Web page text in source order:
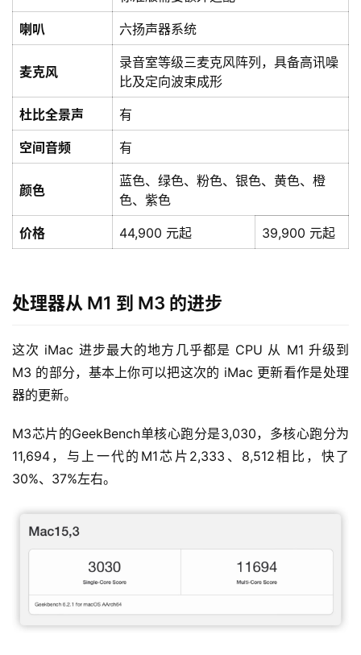
喇叭 六扬声器系统
麦克风
录音室等级三麦克风阵列，具备高讯噪
比及定向波束成形
杜比全景声 有
空间音频 有
颜色
蓝色、绿色、粉色、银色、黄色、橙
色、紫色
价格 44,900 元起 39,900 元起
处理器从 M1 到 M3 的进步
这次 iMac 进步最大的地方几乎都是 CPU 从 M1 升级到
M3 的部分，基本上你可以把这次的 iMac 更新看作是处理
器的更新。
M3芯片的GeekBench单核心跑分是3,030，多核心跑分为
11,694，与上一代的M1芯片2,333、8,512相比，快了
30%、37%左右。